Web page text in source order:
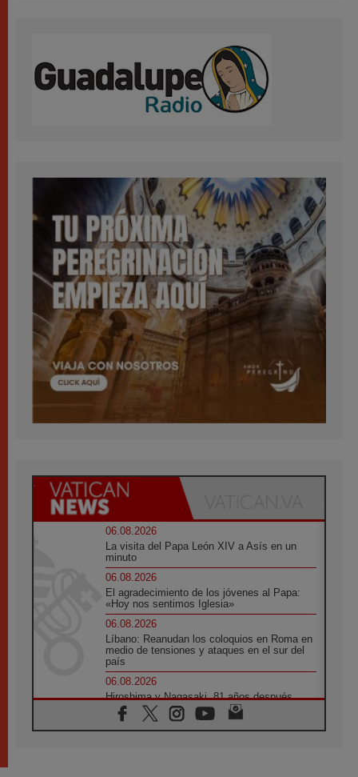
06.08.2026
La visita del Papa León XIV a Asís en un
minuto
06.08.2026
El agradecimiento de los jóvenes al Papa:
«Hoy nos sentimos Iglesia»
06.08.2026
Líbano: Reanudan los coloquios en Roma en
medio de tensiones y ataques en el sur del
país
06.08.2026
Hiroshima y Nagasaki, 81 años después.
Comienzan "Diez Días Oración por la Paz"
06.08.2026